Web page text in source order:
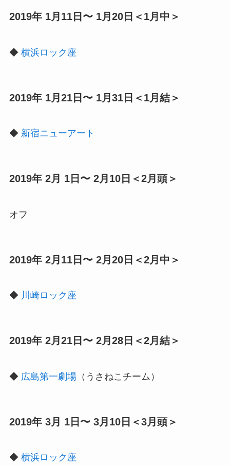
2019年 1月11日〜 1月20日＜1月中＞
◆ 横浜ロック座
2019年 1月21日〜 1月31日＜1月結＞
◆ 新宿ニューアート
2019年 2月 1日〜 2月10日＜2月頭＞
オフ
2019年 2月11日〜 2月20日＜2月中＞
◆ 川崎ロック座
2019年 2月21日〜 2月28日＜2月結＞
◆ 広島第一劇場（うさねこチーム）
2019年 3月 1日〜 3月10日＜3月頭＞
◆ 横浜ロック座